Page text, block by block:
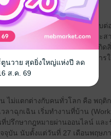
-19 (COVID-19) ส่งผลกระทบต่
ทที่ปรับตัวได้ จะยังคงอยู่รอดและ
กผ่านพ้นวิกฤตนี้ไป จะทำให้เกิดสิ่
บเปลี่ยนพฤติกรรมของผู้คนในกา
ไม่แตกต่างกับคนทั่วโลก คือ พฤติ
าฉุกเฉิน เริ่มทำงานที่บ้าน (Work
ปรึกษากฎหมายผ่านออนไลน์ แล
บัน นับตั้งแต่วันที่ 27 เดือนพฤษภ
ตูนวาย สุดยิ่งใหญ่แห่งปี ลด
ส.ค. 69